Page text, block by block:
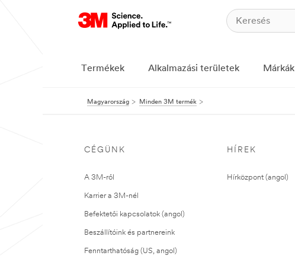
Termékek Alkalmazási területek Márkák
Magyarország Minden 3M termék
CÉGÜNK
A 3M-ről
Karrier a 3M-nél
Befektetői kapcsolatok (angol)
Beszállítóink és partnereink
Fenntarthatóság (US, angol)
HÍREK
Hírközpont (angol)